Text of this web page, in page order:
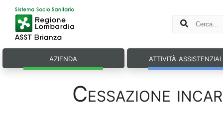
azienda attività
Cessazione